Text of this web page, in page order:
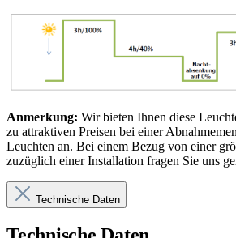
Anmerkung: Wir bieten Ihnen diese
zu attraktiven Preisen bei einer
Leuchten an. Bei einem Bezug von einer
zuzüglich einer Installation fragen Sie uns
Technische Daten